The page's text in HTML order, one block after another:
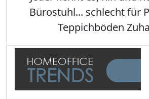
Bürostuhl... schlecht für
Teppichböden